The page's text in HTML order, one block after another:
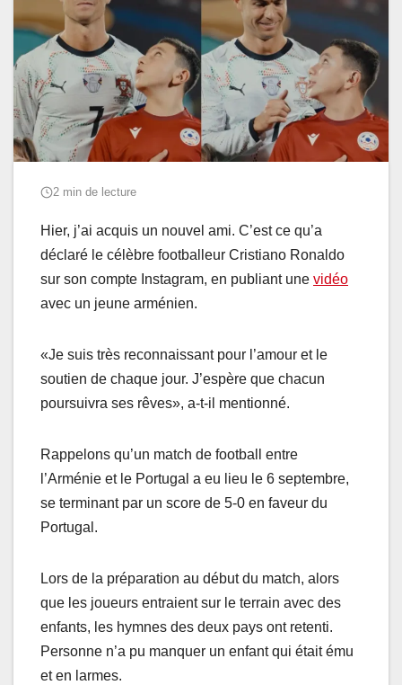
2 min de lecture
Hier, j’ai acquis un nouvel ami. C’est ce qu’a
déclaré le célèbre footballeur Cristiano Ronaldo
sur son compte Instagram, en publiant une vidéo
avec un jeune arménien.
«Je suis très reconnaissant pour l’amour et le
soutien de chaque jour. J’espère que chacun
poursuivra ses rêves», a-t-il mentionné.
Rappelons qu’un match de football entre
l’Arménie et le Portugal a eu lieu le 6 septembre,
se terminant par un score de 5-0 en faveur du
Portugal.
Lors de la préparation au début du match, alors
que les joueurs entraient sur le terrain avec des
enfants, les hymnes des deux pays ont retenti.
Personne n’a pu manquer un enfant qui était ému
et en larmes.